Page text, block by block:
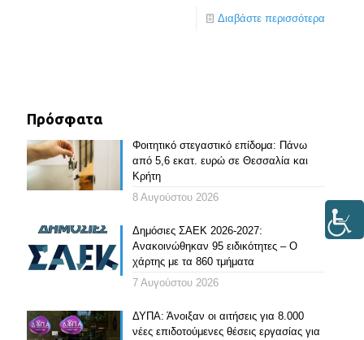
Διαβάστε περισσότερα
Πρόσφατα
Φοιτητικό στεγαστικό επίδομα: Πάνω
από 5,6 εκατ. ευρώ σε Θεσσαλία και
Κρήτη
8 Αυγούστου 2026
Δημόσιες ΣΑΕΚ 2026-2027:
Ανακοινώθηκαν 95 ειδικότητες – Ο
χάρτης με τα 860 τμήματα
7 Αυγούστου 2026
ΔΥΠΑ: Άνοιξαν οι αιτήσεις για 8.000
νέες επιδοτούμενες θέσεις εργασίας για